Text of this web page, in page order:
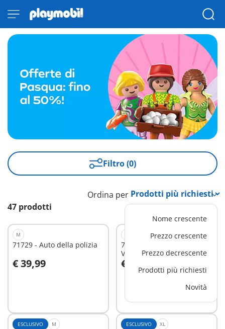
Filtro (0)
47 prodotti
Ordina per
Nome crescente
Prezzo crescente
Prezzo decrescente
Prodotti più richiesti
Novità
M
71729 - Auto della polizia
€ 39,99
Aggiungi al carrello
71144 - Unità Speciale -
Veicolo blindato
€ 59,99Aggiungi al carrello
ESCLUSIVO M ESCLUSIVO XL